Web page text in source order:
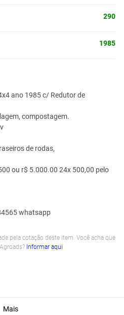
290
1985
ano 1985 c/ Redutor de
compostagem.
de rodas,
ou r$ 5.000.00 24x 500,00 pelo
whatsapp
pela cotação deste item. Você acha que
Informar aqui
Mais